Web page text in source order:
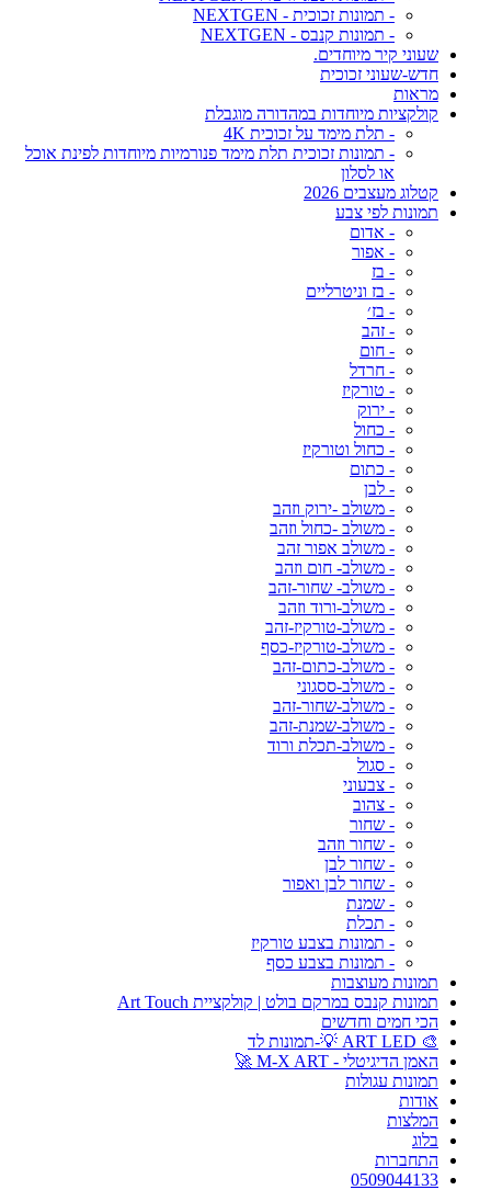
- תמונות זכוכית - NEXTGEN
- תמונות קנבס - NEXTGEN
שעוני קיר מיוחדים.
חדש-שעוני זכוכית
מראות
קולקציות מיוחדות במהדורה מוגבלת
- תלת מימד על זכוכית 4K
- תמונות זכוכית תלת מימד פנורמיות מיוחדות לפינת אוכל
או לסלון
קטלוג מעצבים 2026
תמונות לפי צבע
- אדום
- אפור
- בז
- בז וניטרליים
- בז׳
- זהב
- חום
- חרדל
- טורקיז
- ירוק
- כחול
- כחול וטורקיז
- כתום
- לבן
- משולב -ירוק וזהב
- משולב -כחול וזהב
- משולב אפור זהב
- משולב- חום וזהב
- משולב- שחור-זהב
- משולב-ורוד וזהב
- משולב-טורקיז-זהב
- משולב-טורקיז-כסף
- משולב-כתום-זהב
- משולב-ססגוני
- משולב-שחור-זהב
- משולב-שמנת-זהב
- משולב-תכלת ורוד
- סגול
- צבעוני
- צהוב
- שחור
- שחור וזהב
- שחור לבן
- שחור לבן ואפור
- שמנת
- תכלת
- תמונות בצבע טורקיז
- תמונות בצבע כסף
תמונות מעוצבות
תמונות קנבס במרקם בולט | קולקציית Art Touch
הכי חמים וחדשים
🎨 ART LED 💡-תמונות לד
האמן הדיגיטלי - M-X ART 🚀
תמונות עגולות
אודות
המלצות
בלוג
התחברות
0509044133